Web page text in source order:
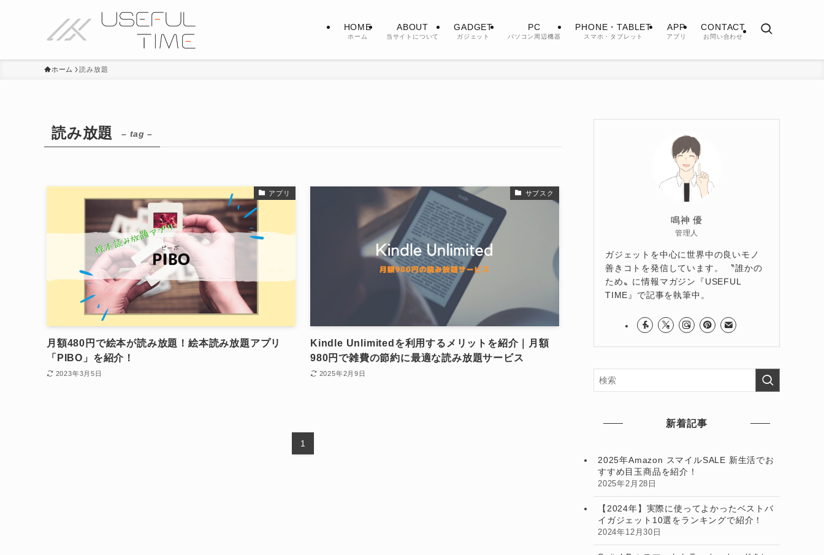
HOME
ホーム
ABOUT
当サイトについて
GADGET
ガジェット
PC
パソコン周辺機器
PHONE・TABLET
スマホ・タブレット
APP
アプリ
CONTACT
お問い合わせ
ホーム 読み放題
読み放題 – tag –
アプリ
月額480円で絵本が読み放題！絵本読み放題アプリ
「PIBO」を紹介！
2023年3月5日
サブスク
Kindle Unlimitedを利用するメリットを紹介｜月額
980円で雑費の節約に最適な読み放題サービス
2025年2月9日
1
鳴神 優
管理人
ガジェットを中心に世界中の良いモノ
善きコトを発信しています。 〝誰かの
ため〟に情報マガジン『USEFUL
TIME』で記事を執筆中。
新着記事
2025年Amazon スマイルSALE 新生活でお
すすめ目玉商品を紹介！
2025年2月28日
【2024年】実際に使ってよかったベストバ
イガジェット10選をランキングで紹介！
2024年12月30日